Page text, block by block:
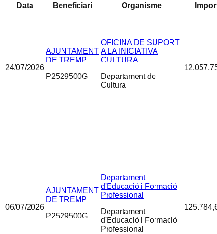
Data
Beneficiari Organisme
24/07/2026
AJUNTAMENT
DE TREMP
P2529500G
OFICINA DE SUPORT
A LA INICIATIVA
CULTURAL
Departament de
Cultura
06/07/2026
AJUNTAMENT
DE TREMP
P2529500G
Departament
d'Educació i Formació
Professional
Departament
d'Educació i Formació
Professional